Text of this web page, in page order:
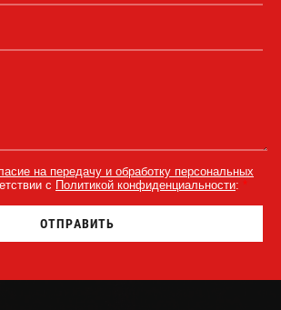
на передачу и обработку персональных
с Политикой конфиденциальности: *
ОТПРАВИТЬ